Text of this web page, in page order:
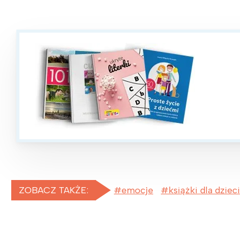
ZOBACZ TAKŻE: emocje książki dla dzieci